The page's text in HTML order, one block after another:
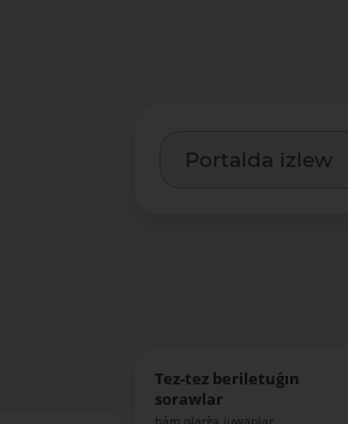
Tez-tez beriletuǵın
sorawlar
hám olarǵa juwaplar